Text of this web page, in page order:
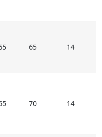
на Мосавтошине
65 14
70 14